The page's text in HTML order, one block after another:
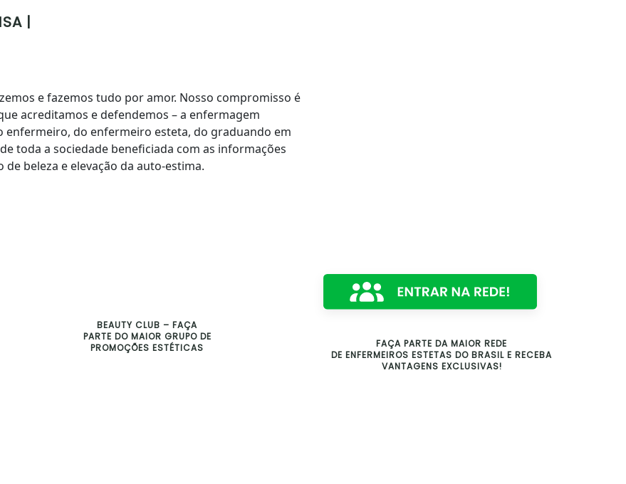
|
e fazemos tudo por amor. Nosso compromisso é
acreditamos e defendemos – a enfermagem
enfermeiro, do enfermeiro esteta, do graduando em
toda a sociedade beneficiada com as informações
beleza e elevação da auto-estima.
BEAUTY CLUB – FAÇA
PARTE DO MAIOR GRUPO DE
PROMOÇÕES ESTÉTICAS
FAÇA PARTE DA MAIOR REDE
DE ENFERMEIROS ESTETAS DO BRASIL E RECEBA
VANTAGENS EXCLUSIVAS!